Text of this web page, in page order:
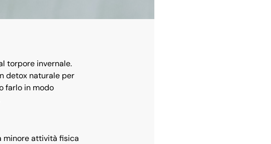
torpore invernale.
detox naturale per
farlo in modo
minore attività fisica